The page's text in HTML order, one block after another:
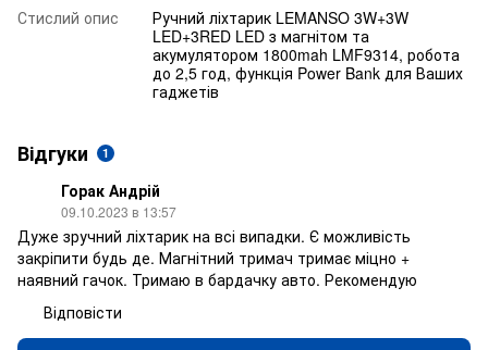
Стислий опис
Ручний ліхтарик LEMANSO 3W+3W
LED+3RED LED з магнітом та
акумулятором 1800mah LMF9314, робота
до 2,5 год, функція Power Bank для Ваших
гаджетів
Відгуки 1
Горак Андрій
09.10.2023 в 13:57
Дуже зручний ліхтарик на всі випадки. Є можливість
закріпити будь де. Магнітний тримач тримає міцно +
наявний гачок. Тримаю в бардачку авто. Рекомендую
Відповісти